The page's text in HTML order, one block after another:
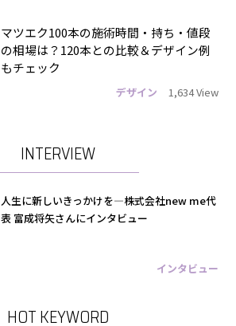
マツエク100本の施術時間・持ち・値段
の相場は？120本との比較＆デザイン例
もチェック
デザイン 1,634 View
INTERVIEW
人生に新しいきっかけを―株式会社new me代
表 富成将矢さんにインタビュー
インタビュー
HOT KEYWORD